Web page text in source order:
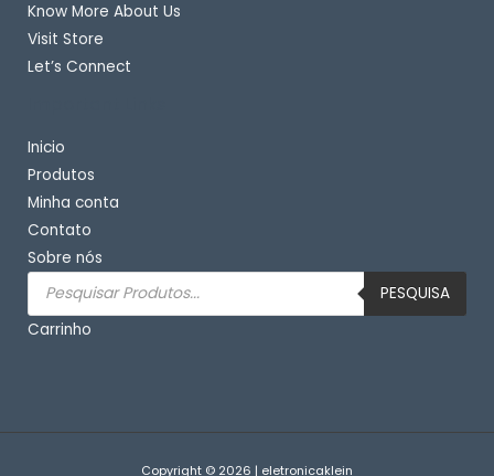
Know More About Us
Visit Store
Let’s Connect
Inicio
Produtos
Minha conta
Contato
Sobre nós
Pesquisar
produtos
PESQUISA
Carrinho
Copyright © 2026 | eletronicaklein